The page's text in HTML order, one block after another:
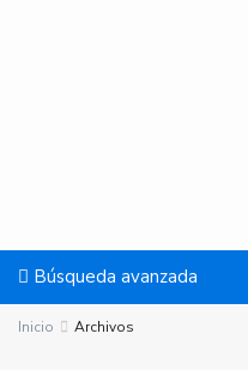
Búsqueda avanzada
Inicio Archivos